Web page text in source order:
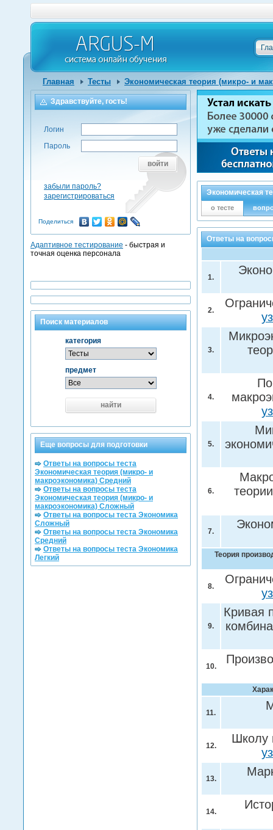
Главная Тесты Экономическая теория (микро- и
Экономическая
о тесте
Ответы на
1.
2.
3.
4.
5.
6.
7.
Теория
8.
9.
Кривая
10.
11.
12.
Школу
13.
14.
Здравствуйте, гость!
Логин
Пароль
войти
забыли пароль?
зарегистрироваться
Поделиться
Адаптивное тестирование - быстрая и
точная оценка персонала
Поиск материалов
категория
предмет
найти
Еще вопросы для подготовки
Ответы на вопросы теста
Экономическая теория (микро- и
макроэкономика) Средний
Ответы на вопросы теста
Экономическая теория (микро- и
макроэкономика) Сложный
Ответы на вопросы теста Экономика
Сложный
Ответы на вопросы теста Экономика
Средний
Ответы на вопросы теста Экономика
Легкий